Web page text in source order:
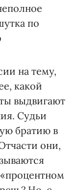
по
на тему,
какой
выдвигают
Судьи
братию в
они,